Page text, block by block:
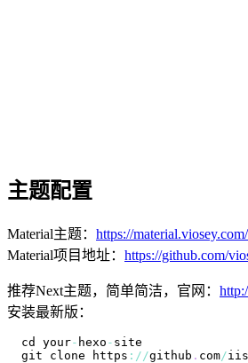
主题配置
Material主题： https://
Material项目地址： https://github.com/
推荐Next主题，简单简洁，官网：
安装最新版：
cd your- hexo -
git clone https : / /github . com/